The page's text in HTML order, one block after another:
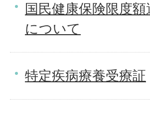
国民健康保険限度
について
特定疾病療養受療証